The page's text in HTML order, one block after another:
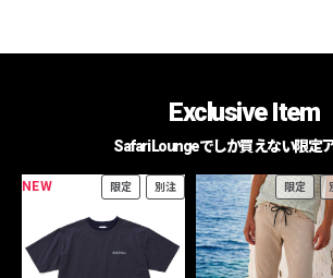
Exclusive Item
Safari Loungeでしか買えない限定
NEW 限定 別注 限定